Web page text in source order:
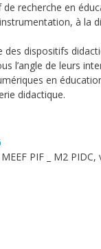
recherche en
à la
dispositifs
l’angle de leurs
en
didactique.
PIF _ M2 PIDC,